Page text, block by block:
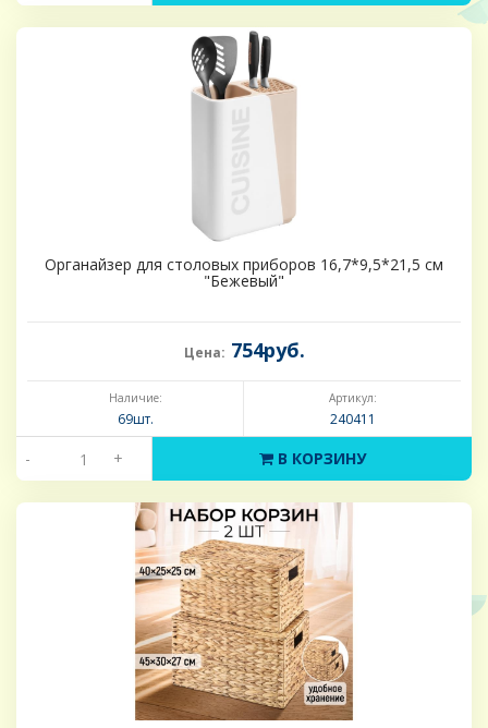
Органайзер для столовых приборов 16,7*9,5*21,5 см
"Бежевый"
Цена: 754руб.
Наличие:
69шт.
Артикул:
240411
- + В КОРЗИНУ